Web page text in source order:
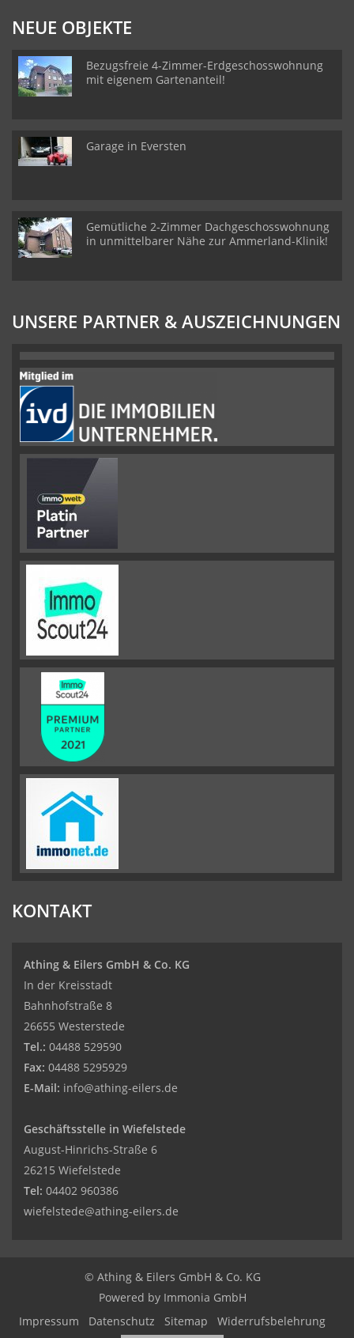
NEUE OBJEKTE
Bezugsfreie 4-Zimmer-Erdgeschosswohnung
mit eigenem Gartenanteil!
Garage in Eversten
Gemütliche 2-Zimmer Dachgeschosswohnung
in unmittelbarer Nähe zur Ammerland-Klinik!
UNSERE PARTNER & AUSZEICHNUNGEN
KONTAKT
Athing & Eilers GmbH & Co. KG
In der Kreisstadt
Bahnhofstraße 8
26655 Westerstede
Tel.: 04488 529590
Fax: 04488 5295929
E-Mail: info@athing-eilers.de
Geschäftsstelle in Wiefelstede
August-Hinrichs-Straße 6
26215 Wiefelstede
Tel: 04402 960386
wiefelstede@athing-eilers.de
© Athing & Eilers GmbH & Co. KG
Powered by Immonia GmbH
Impressum
Datenschutz Sitemap Widerrufsbelehrung